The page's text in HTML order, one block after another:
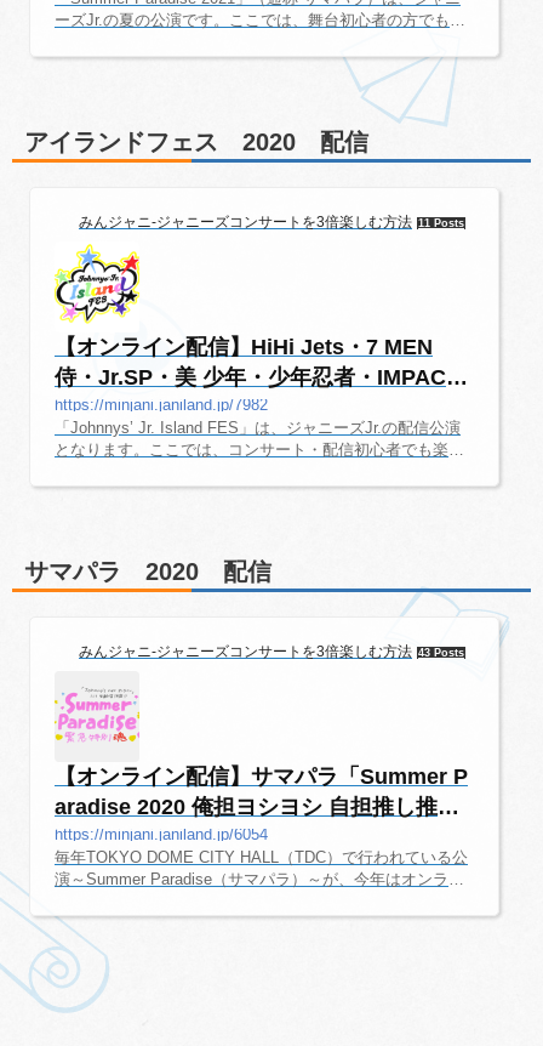
ーズJr.の夏の公演です。ここでは、舞台初心者の方でも楽
パラ最新情報サマパラ2022の情報はこちらのページにまと
めてあります。HiHi Jets・IMPACTors サマパラ 2021 日
程・詳細情報 TOKYO DOME CITY HALL会場TOKYO DO
ME CITY HALLチケット代金FC料金（税込） 7,500円一
般（税込） 8,000円出演 HiHi Jets日程昼の部夜の部202
アイランドフェス 2020 配信
みんジャニ-ジャニーズコンサートを3倍楽しむ方法 11 Posts
【オンライン配信】HiHi Jets・7 MEN
侍・Jr.SP・美 少年・少年忍者・IMPACTo
rs 他...
https://minjani.janiland.jp/7982
「Johnnys’ Jr. Island FES」は、ジャニーズJr.の配信公演
となります。ここでは、コンサート・配信初心者でも楽し
ます。「Johnnys’ Jr. Island FES」 2020 日程・詳細情報オ
時）日付配信時間2020/11/28(土)17:302020/11/29(日)17:30
出演者2020年11月28日（土）：HiHi Jets・7 MEN 侍・Jr.S
P・他ジャニーズJr.2020年11月29日（日）：美 少年・少年
サマパラ 2020 配信
みんジャニ-ジャニーズコンサートを3倍楽しむ方法 43 Posts
【オンライン配信】サマパラ「Summer P
aradise 2020 俺担ヨシヨシ 自担推し推し
緊...
https://minjani.janiland.jp/6054
毎年TOKYO DOME CITY HALL（TDC）で行われている公
演～Summer Paradise（サマパラ）～が、今年はオンライ
トを楽しむための情報をご紹介しています。追加の最新情
報が入り次第、随時更新していきます。オフィシャルサイ
トSummer Paradise 2020（サマパラ） オフィシャルサイ
ト。Summer Paradise 2020(サマパラ） 日程（配信日時・
出演者）日付出演者配信時間2020/8/1(土)Travis Japan 川島